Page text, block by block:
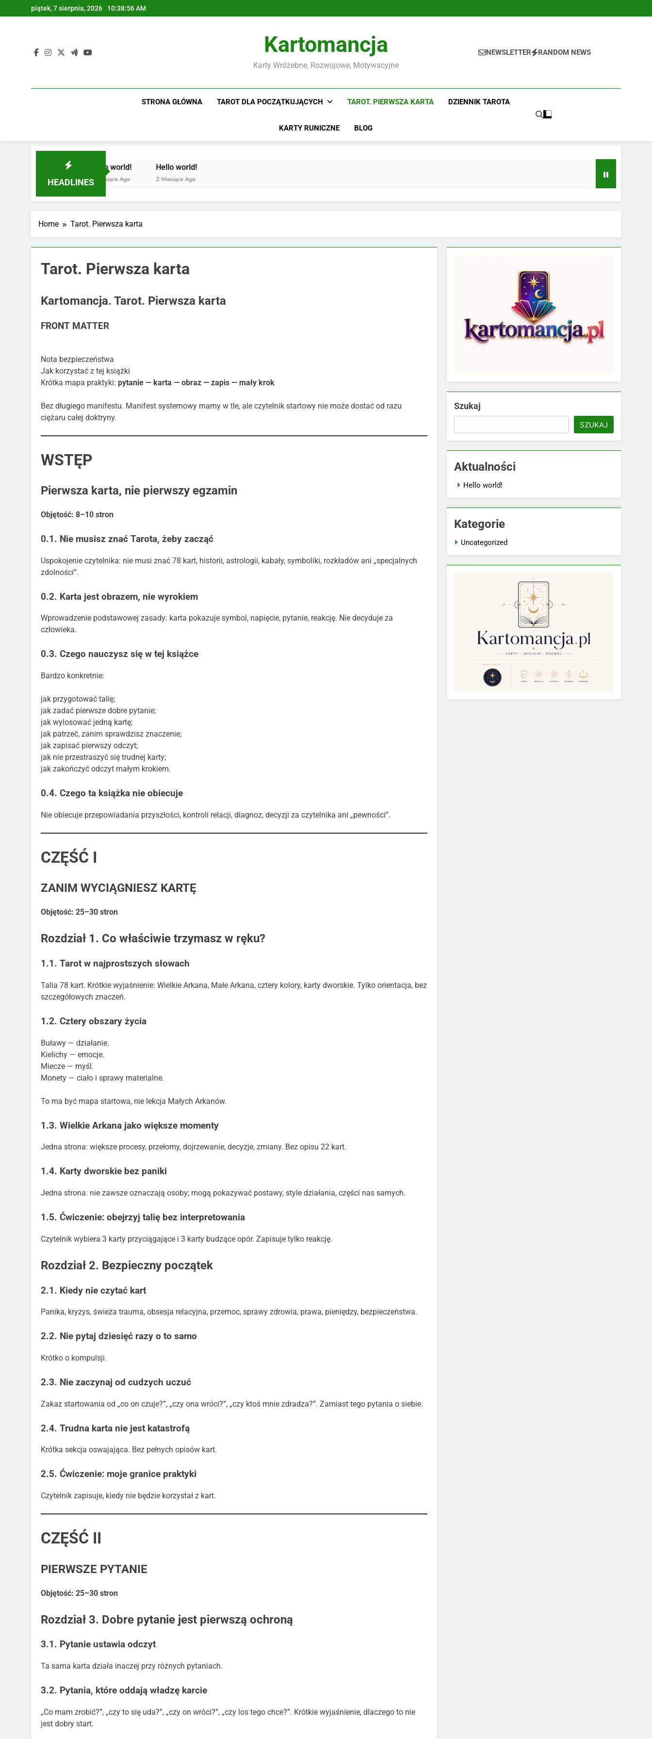
to
piątek, 7 sierpnia, 2026 10:38:56 AM
Kartomancja
Karty Wróżebne, Rozwojowe, Motywacyjne
NEWSLETTER RANDOM NEWS
STRONA GŁÓWNA TAROT DLA POCZĄTKUJĄCYCH TAROT. PIERWSZA KARTA DZIENNIK TAROTA
KARTY RUNICZNE BLOG
HEADLINES
Hello world!
2 Miesiące Ago
Hello world!
2 Miesiące Ago
Home Tarot. Pierwsza karta
Tarot. Pierwsza karta
Kartomancja. Tarot. Pierwsza karta
FRONT MATTER
Nota bezpieczeństwa
Jak korzystać z tej książki
Krótka mapa praktyki: pytanie — karta — obraz — zapis — mały krok
Bez długiego manifestu. Manifest systemowy mamy w tle, ale czytelnik startowy nie może dostać od razu
ciężaru całej doktryny.
WSTĘP
Pierwsza karta, nie pierwszy egzamin
Objętość: 8–10 stron
0.1. Nie musisz znać Tarota, żeby zacząć
Uspokojenie czytelnika: nie musi znać 78 kart, historii, astrologii, kabały, symboliki, rozkładów ani „specjalnych
zdolności”.
0.2. Karta jest obrazem, nie wyrokiem
Wprowadzenie podstawowej zasady: karta pokazuje symbol, napięcie, pytanie, reakcję. Nie decyduje za
człowieka.
0.3. Czego nauczysz się w tej książce
Bardzo konkretnie:
jak przygotować talię;
jak zadać pierwsze dobre pytanie;
jak wylosować jedną kartę;
jak patrzeć, zanim sprawdzisz znaczenie;
jak zapisać pierwszy odczyt;
jak nie przestraszyć się trudnej karty;
jak zakończyć odczyt małym krokiem.
0.4. Czego ta książka nie obiecuje
Nie obiecuje przepowiadania przyszłości, kontroli relacji, diagnoz, decyzji za czytelnika ani „pewności”.
CZĘŚĆ I
ZANIM WYCIĄGNIESZ KARTĘ
Objętość: 25–30 stron
Rozdział 1. Co właściwie trzymasz w ręku?
1.1. Tarot w najprostszych słowach
Talia 78 kart. Krótkie wyjaśnienie: Wielkie Arkana, Małe Arkana, cztery kolory, karty dworskie. Tylko orientacja, bez
szczegółowych znaczeń.
1.2. Cztery obszary życia
Buławy — działanie.
Kielichy — emocje.
Miecze — myśl.
Monety — ciało i sprawy materialne.
To ma być mapa startowa, nie lekcja Małych Arkanów.
1.3. Wielkie Arkana jako większe momenty
Jedna strona: większe procesy, przełomy, dojrzewanie, decyzje, zmiany. Bez opisu 22 kart.
1.4. Karty dworskie bez paniki
Jedna strona: nie zawsze oznaczają osoby; mogą pokazywać postawy, style działania, części nas samych.
1.5. Ćwiczenie: obejrzyj talię bez interpretowania
Czytelnik wybiera 3 karty przyciągające i 3 karty budzące opór. Zapisuje tylko reakcję.
Rozdział 2. Bezpieczny początek
2.1. Kiedy nie czytać kart
Panika, kryzys, świeża trauma, obsesja relacyjna, przemoc, sprawy zdrowia, prawa, pieniędzy, bezpieczeństwa.
2.2. Nie pytaj dziesięć razy o to samo
Krótko o kompulsji.
2.3. Nie zaczynaj od cudzych uczuć
Zakaz startowania od „co on czuje?”, „czy ona wróci?”, „czy ktoś mnie zdradza?”. Zamiast tego pytania o siebie.
2.4. Trudna karta nie jest katastrofą
Krótka sekcja oswajająca. Bez pełnych opisów kart.
2.5. Ćwiczenie: moje granice praktyki
Czytelnik zapisuje, kiedy nie będzie korzystał z kart.
CZĘŚĆ II
PIERWSZE PYTANIE
Objętość: 25–30 stron
Rozdział 3. Dobre pytanie jest pierwszą ochroną
3.1. Pytanie ustawia odczyt
Ta sama karta działa inaczej przy różnych pytaniach.
3.2. Pytania, które oddają władzę karcie
„Co mam zrobić?”, „czy to się uda?”, „czy on wróci?”, „czy los tego chce?”. Krótkie wyjaśnienie, dlaczego to nie
jest dobry start.
Szukaj
SZUKAJ
Aktualności
Hello world!
Kategorie
Uncategorized